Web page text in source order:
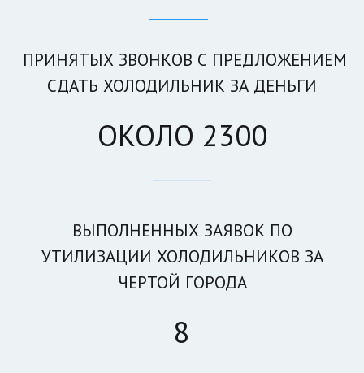
ПРИНЯТЫХ ЗВОНКОВ С ПРЕДЛОЖЕНИЕМ
СДАТЬ ХОЛОДИЛЬНИК ЗА ДЕНЬГИ
ОКОЛО 2300
ВЫПОЛНЕННЫХ ЗАЯВОК ПО
УТИЛИЗАЦИИ ХОЛОДИЛЬНИКОВ ЗА
ЧЕРТОЙ ГОРОДА
8